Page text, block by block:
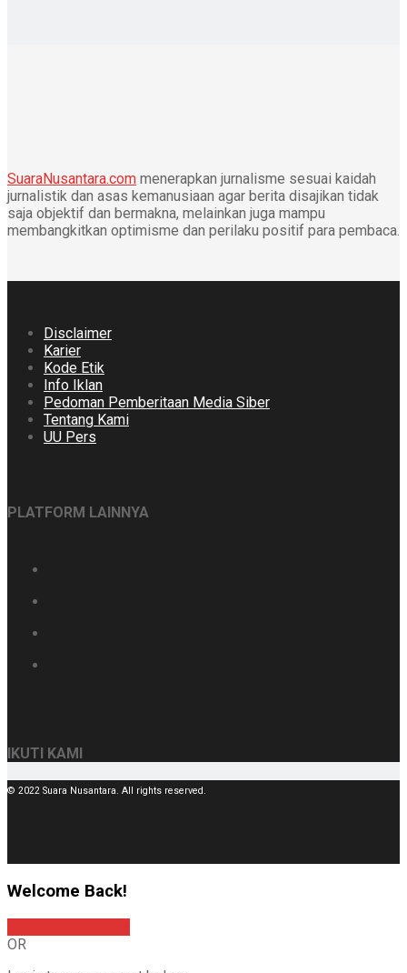
SuaraNusantara.com menerapkan jurnalisme sesuai kaidah
jurnalistik dan asas kemanusiaan agar berita disajikan tidak
saja objektif dan bermakna, melainkan juga mampu
membangkitkan optimisme dan perilaku positif para pembaca.
Disclaimer
Karier
Kode Etik
Info Iklan
Pedoman Pemberitaan Media Siber
Tentang Kami
UU Pers
PLATFORM LAINNYA
IKUTI KAMI
© 2022 Suara Nusantara. All rights reserved.
Welcome Back!
OR